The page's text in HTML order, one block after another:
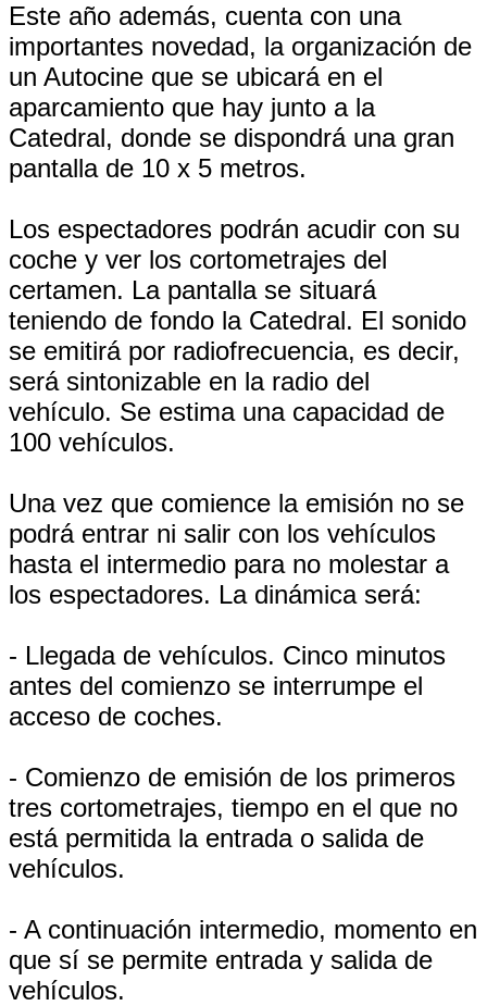
Este año además, cuenta con una
importantes novedad, la organización de
un Autocine que se ubicará en el
aparcamiento que hay junto a la
Catedral, donde se dispondrá una gran
pantalla de 10 x 5 metros.
Los espectadores podrán acudir con su
coche y ver los cortometrajes del
certamen. La pantalla se situará
teniendo de fondo la Catedral. El sonido
se emitirá por radiofrecuencia, es decir,
será sintonizable en la radio del
vehículo. Se estima una capacidad de
100 vehículos.
Una vez que comience la emisión no se
podrá entrar ni salir con los vehículos
hasta el intermedio para no molestar a
los espectadores. La dinámica será:
- Llegada de vehículos. Cinco minutos
antes del comienzo se interrumpe el
acceso de coches.
- Comienzo de emisión de los primeros
tres cortometrajes, tiempo en el que no
está permitida la entrada o salida de
vehículos.
- A continuación intermedio, momento en
que sí se permite entrada y salida de
vehículos.